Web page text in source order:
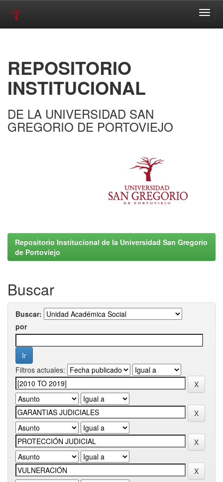
REPOSITORIO
INSTITUCIONAL
DE LA UNIVERSIDAD SAN
GREGORIO DE PORTOVIEJO
Repositorio Institucional de la Universidad San Gregorio
de Portoviejo
Buscar
Buscar:
por
Filtros actuales: